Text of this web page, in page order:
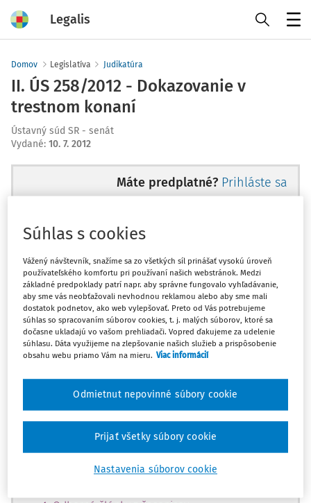
Legalis
Domov Legislatíva Judikatúra
II. ÚS 258/2012 - Dokazovanie v
trestnom konaní
Ústavný súd SR - senát
Vydané: 10. 7. 2012
Máte predplatné? Prihláste sa
Ups, zatiaľ ste si prečítali len
začiatok...
Celý odborný obsah z tejto oblasti je
dostupný predplatiteľom portálu.
Odomknite si prístup k odbornému
obsahu a získajte prístup na 10 dní
zdarma, stačí sa len zaregistrovať.
Vďaka registrácii získate prístup aj k
vybranému obsahu:
Súhlas s cookies
Vážený návštevník, snažíme sa zo všetkých síl prinášať vysokú úroveň
používateľského komfortu pri používaní našich webstránok. Medzi
základné predpoklady patrí napr. aby správne fungovalo vyhľadávanie,
aby sme vás neobťažovali nevhodnou reklamou alebo aby sme mali
dostatok podnetov, ako web vylepšovať. Preto od Vás potrebujeme
súhlas so spracovaním súborov cookies, t. j. malých súborov, ktoré sa
dočasne ukladajú vo vašom prehliadači. Vopred ďakujeme za udelenie
súhlasu. Dáta využijeme na zlepšovanie našich služieb a prispôsobenie
obsahu webu priamo Vám na mieru. Viac informácií
Nastavenia súborov cookie
Odmietnut nepovinné súbory cookie
Prijať všetky súbory cookie